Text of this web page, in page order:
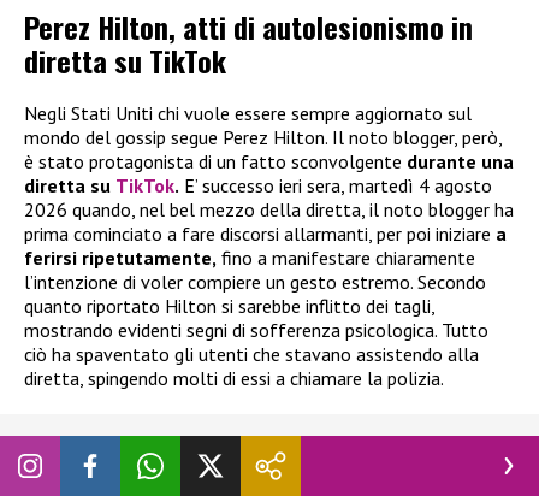
Perez Hilton, atti di autolesionismo in
diretta su TikTok
Negli Stati Uniti chi vuole essere sempre aggiornato sul
mondo del gossip segue Perez Hilton. Il noto blogger, però,
è stato protagonista di un fatto sconvolgente durante una
diretta su TikTok. E’ successo ieri sera, martedì 4 agosto
2026 quando, nel bel mezzo della diretta, il noto blogger ha
prima cominciato a fare discorsi allarmanti, per poi iniziare a
ferirsi ripetutamente, fino a manifestare chiaramente
l’intenzione di voler compiere un gesto estremo. Secondo
quanto riportato Hilton si sarebbe inflitto dei tagli,
mostrando evidenti segni di sofferenza psicologica. Tutto
ciò ha spaventato gli utenti che stavano assistendo alla
diretta, spingendo molti di essi a chiamare la polizia.